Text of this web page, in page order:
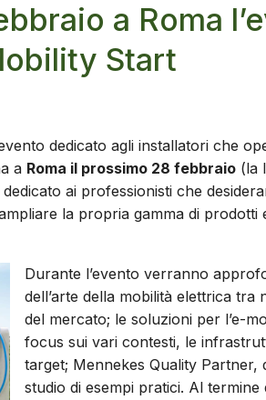
a Roma
Start
dedicato agli installatori che
a Roma il prossimo 28 febbraio (la
ai professionisti che
la propria gamma di
Durante l’evento verranno
dell’arte della mobilità elettrica
del mercato; le soluzioni per l’e-
focus sui vari contesti, le
target; Mennekes Quality Partner,
studio di esempi pratici. Al